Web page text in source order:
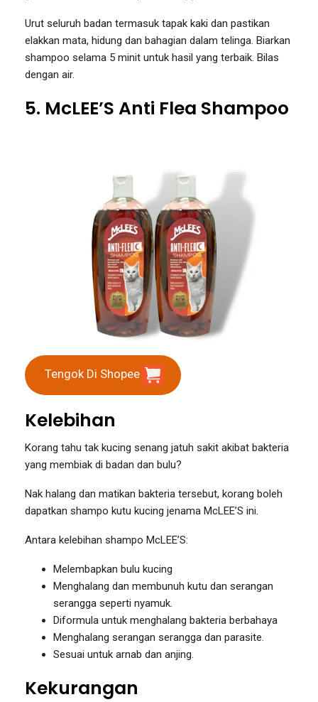
Urut seluruh badan termasuk tapak kaki dan pastikan
elakkan mata, hidung dan bahagian dalam telinga. Biarkan
shampoo selama 5 minit untuk hasil yang terbaik. Bilas
dengan air.
5. McLEE’S Anti Flea Shampoo
Tengok Di Shopee
Kelebihan
Korang tahu tak kucing senang jatuh sakit akibat bakteria
yang membiak di badan dan bulu?
Nak halang dan matikan bakteria tersebut, korang boleh
dapatkan shampo kutu kucing jenama McLEE’S ini.
Antara kelebihan shampo McLEE’S:
Melembapkan bulu kucing
Menghalang dan membunuh kutu dan serangan
serangga seperti nyamuk.
Diformula untuk menghalang bakteria berbahaya
Menghalang serangan serangga dan parasite.
Sesuai untuk arnab dan anjing.
Kekurangan